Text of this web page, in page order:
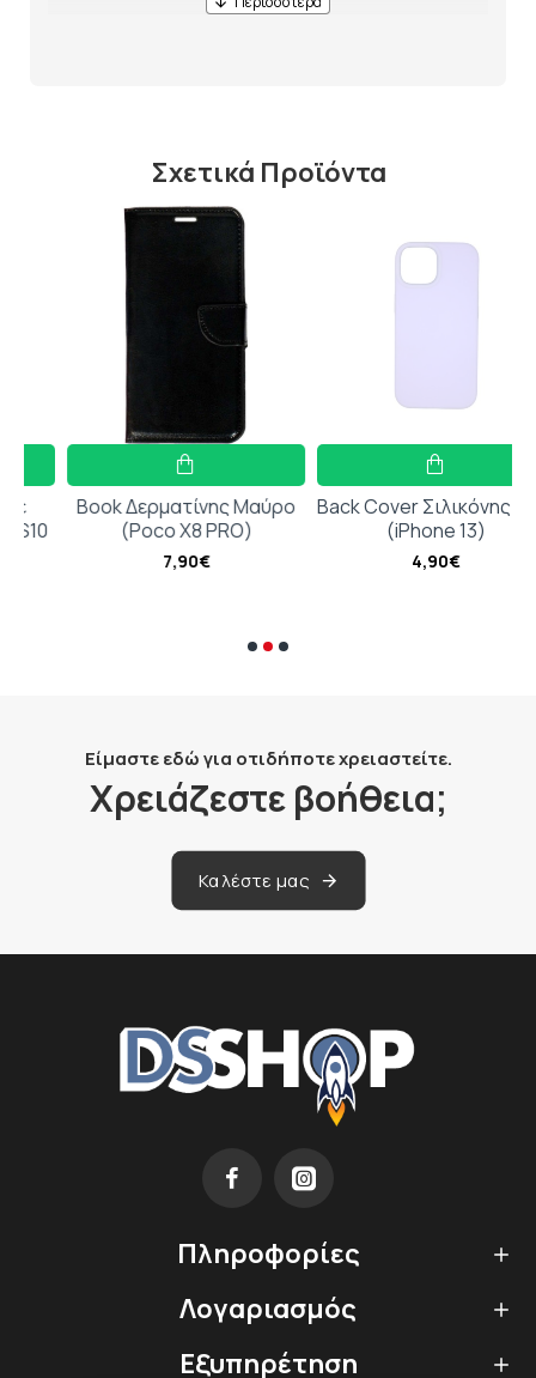
προστατεύοντας τη συσκευή από
μικροχτυπήματα.
Σχετικά Προϊόντα
Book Δερματίνης Μαύρο
(Poco X8 PRO)
7,90€
Back Cover Σιλικόνης Λιλά
(iPhone 13)
4,90€
Είμαστε εδώ για οτιδήποτε χρειαστείτε.
Χρειάζεστε βοήθεια;
Καλέστε μας
Πληροφορίες
Λογαριασμός
Εξυπηρέτηση